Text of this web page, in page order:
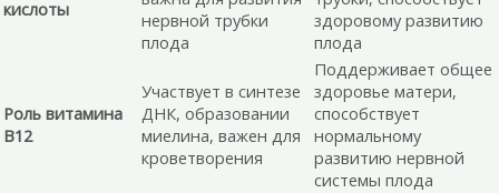
кислоты
нервной трубки
плода
здоровому развитию
плода
Роль витамина
B12
Участвует в синтезе
ДНК, образовании
миелина, важен для
кроветворения
Поддерживает общее
здоровье матери,
способствует
нормальному
развитию нервной
системы плода